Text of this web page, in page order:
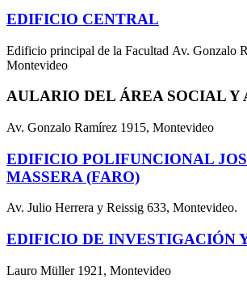
EDIFICIO CENTRAL
Edificio principal de la Facultad Av. Gonzalo
Montevideo
AULARIO DEL ÁREA SOCIAL Y
Av. Gonzalo Ramírez 1915, Montevideo
EDIFICIO POLIFUNCIONAL
MASSERA (FARO)
Av. Julio Herrera y Reissig 633, Montevideo.
EDIFICIO DE INVESTIGACIÓN
Lauro Müller 1921, Montevideo